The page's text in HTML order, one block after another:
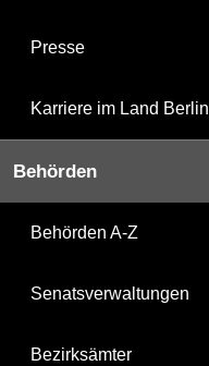
Presse
Karriere im Land Berlin
Behörden
Behörden A-Z
Senatsverwaltungen
Bezirksämter